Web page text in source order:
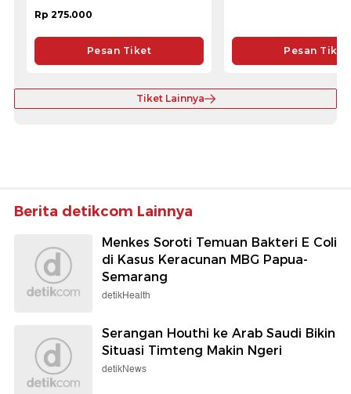
Rp 275.000
Pesan Tiket Pesan Tiket
Tiket Lainnya
Berita detikcom Lainnya
Menkes Soroti Temuan Bakteri E Coli
di Kasus Keracunan MBG Papua-
Semarang
detikHealth
Serangan Houthi ke Arab Saudi Bikin
Situasi Timteng Makin Ngeri
detikNews